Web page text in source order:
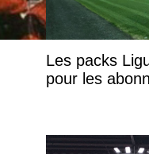
Les packs
pour les